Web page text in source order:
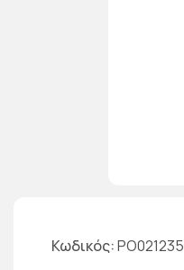
Κωδικός PO021235